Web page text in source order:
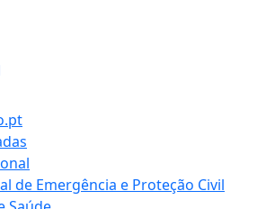
de Emergência e Proteção Civil